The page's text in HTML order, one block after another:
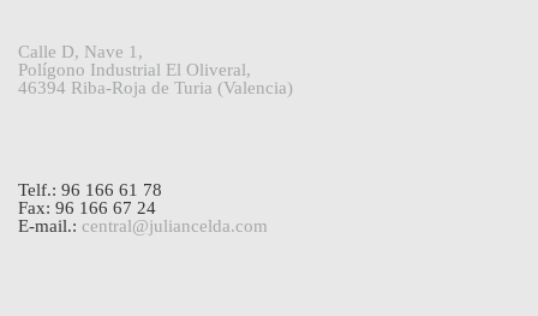
Calle D, Nave 1,
Polígono Industrial El Oliveral,
46394 Riba-Roja de Turia (Valencia)
Telf.: 96 166 61 78
Fax: 96 166 67 24
E-mail.: central@juliancelda.com